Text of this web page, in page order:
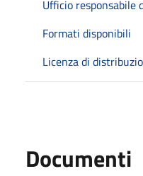
Ufficio responsabile
Formati disponibili
Licenza di
Documenti